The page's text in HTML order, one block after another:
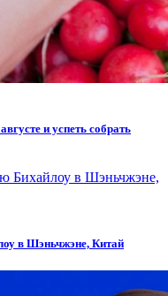
и успеть собрать
в Шэньчжэне, Китай